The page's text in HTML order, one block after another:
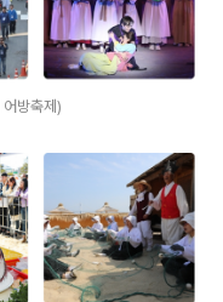
방축제)